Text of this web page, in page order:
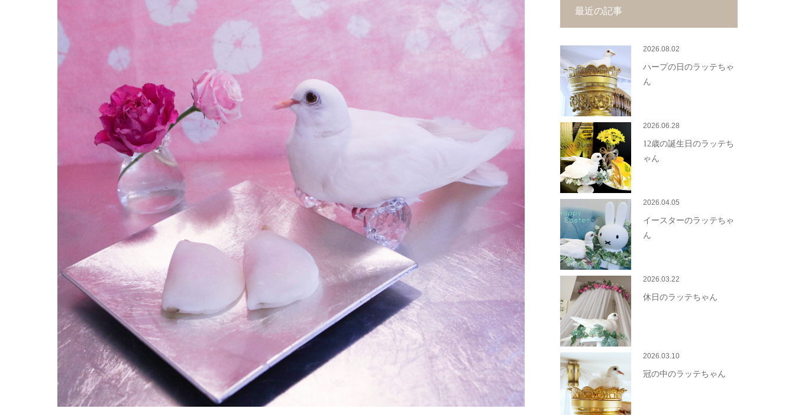
最近の記事
2026.08.02
ハープの日のラッテちゃ
ん
2026.06.28
12歳の誕生日のラッテち
ゃん
2026.04.05
イースターのラッテちゃ
ん
2026.03.22
休日のラッテちゃん
2026.03.10
冠の中のラッテちゃん